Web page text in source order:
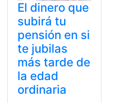
El dinero que
subirá tu
pensión en si
te jubilas
más tarde de
la edad
ordinaria